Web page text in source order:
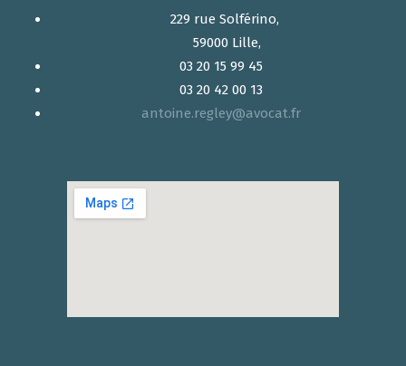
229 rue Solférino,
59000 Lille,
03 20 15 99 45
03 20 42 00 13
antoine.regley@avocat.fr